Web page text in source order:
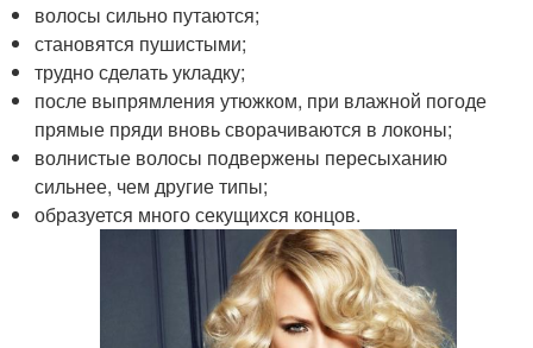
волосы сильно путаются;
становятся пушистыми;
трудно сделать укладку;
после выпрямления утюжком, при влажной погоде
прямые пряди вновь сворачиваются в локоны;
волнистые волосы подвержены пересыханию
сильнее, чем другие типы;
образуется много секущихся концов.